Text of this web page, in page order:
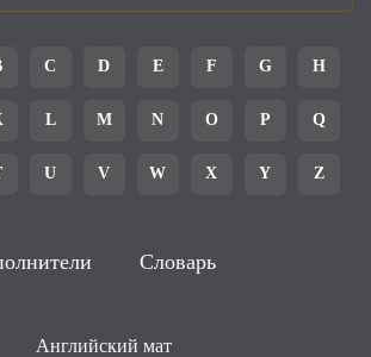
C D E F G H
L M N O P Q
U V W X Y Z
Словарь
Английский мат